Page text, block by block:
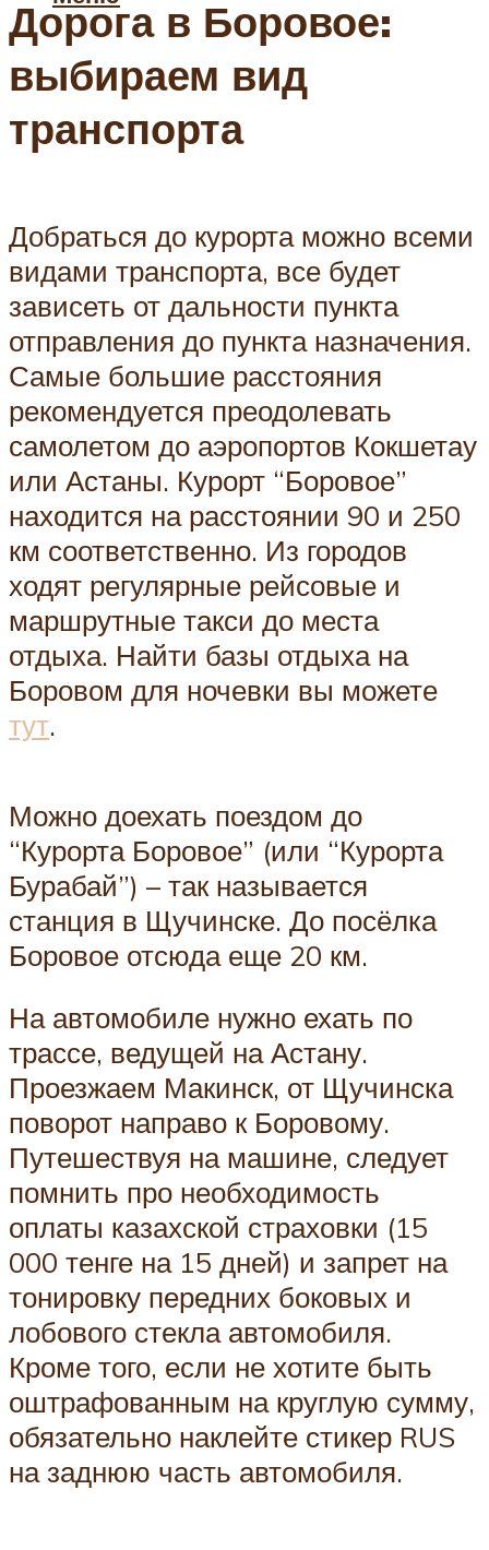
Дорога в Боровое:
выбираем вид
транспорта
Добраться до курорта можно всеми
видами транспорта, все будет
зависеть от дальности пункта
отправления до пункта назначения.
Самые большие расстояния
рекомендуется преодолевать
самолетом до аэропортов Кокшетау
или Астаны. Курорт “Боровое”
находится на расстоянии 90 и 250
км соответственно. Из городов
ходят регулярные рейсовые и
маршрутные такси до места
отдыха. Найти базы отдыха на
Боровом для ночевки вы можете
тут.
Можно доехать поездом до
“Курорта Боровое” (или “Курорта
Бурабай”) – так называется
станция в Щучинске. До посёлка
Боровое отсюда еще 20 км.
На автомобиле нужно ехать по
трассе, ведущей на Астану.
Проезжаем Макинск, от Щучинска
поворот направо к Боровому.
Путешествуя на машине, следует
помнить про необходимость
оплаты казахской страховки (15
000 тенге на 15 дней) и запрет на
тонировку передних боковых и
лобового стекла автомобиля.
Кроме того, если не хотите быть
оштрафованным на круглую сумму,
обязательно наклейте стикер RUS
на заднюю часть автомобиля.